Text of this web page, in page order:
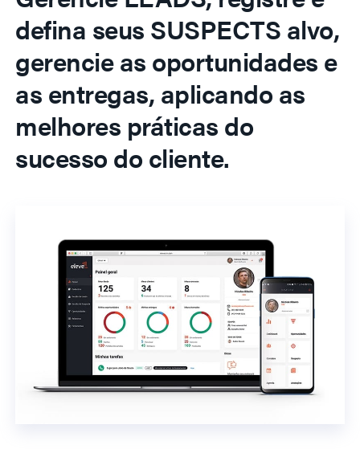
defina seus SUSPECTS alvo,
gerencie as oportunidades e
as entregas, aplicando as
melhores práticas do
sucesso do cliente.